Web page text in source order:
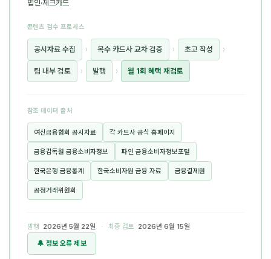
법인·체크카드
콘텐츠 검수 프로세스
공시자료 수집 › 복수 카드사 교차 검증 › 초고 작성 ›
팀 내부 검토 › 발행 › 월 1회 혜택 재검토
참조 데이터 출처
여신금융협회 공시자료 각 카드사 공식 홈페이지
금융감독원 금융소비자정보 파인 금융소비자정보포털
한국은행 금융통계 한국소비자원 금융 자료 금융결제원
공정거래위원회
발행 2026년 5월 22일 · 최종 검토 2026년 6월 15일
🔔 정보 오류 제보